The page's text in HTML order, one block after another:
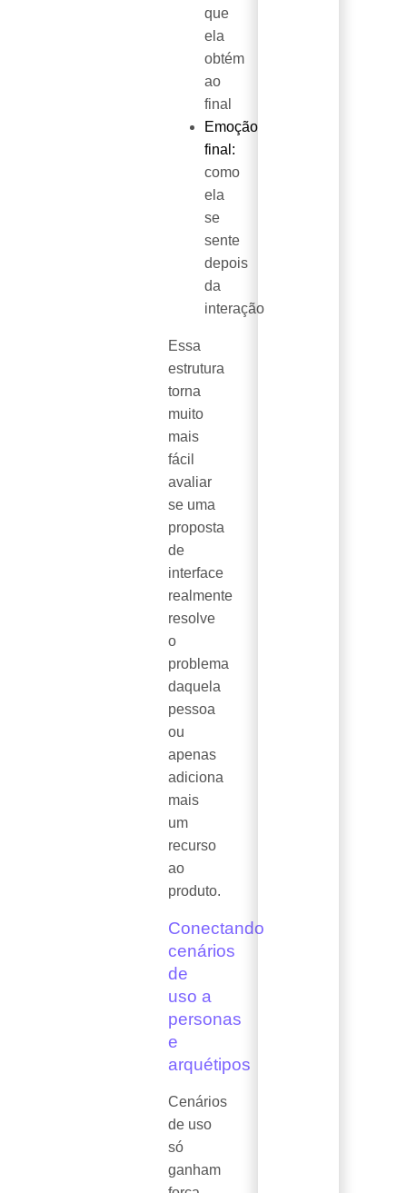
que
ela
obtém
ao
final
Emoção
final:
como
ela
se
sente
depois
da
interação
Essa
estrutura
torna
muito
mais
fácil
avaliar
se uma
proposta
de
interface
realmente
resolve
o
problema
daquela
pessoa
ou
apenas
adiciona
mais
um
recurso
ao
produto.
Conectando
cenários
de
uso a
personas
e
arquétipos
Cenários
de uso
só
ganham